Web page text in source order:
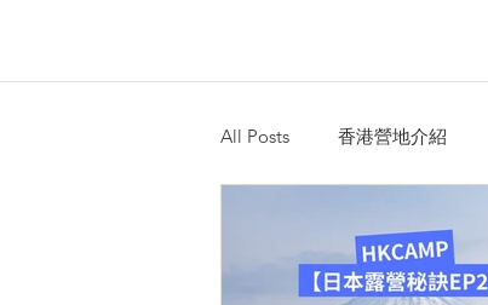
All Posts 香港營地介紹
露營blogger分享